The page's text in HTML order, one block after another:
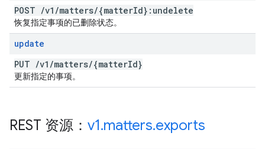
POST /v1 /matters/{matterId}:undelete
恢复指定事项的已删除状态。
update
PUT /v1 /matters/{matterId}
更新指定的事项。
REST 资源： v1.matters.exports